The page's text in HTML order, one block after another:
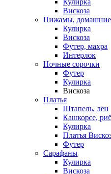
Кулирка
Вискоза
Пижамы,
Кулирка
Вискоза
Футер, махра
Интерлок
Ночные сорочки
Футер
Кулирка
Вискоза
Платья
Штапель, лен
Кашкорсе,
Кулирка
Платья
Футер
Сарафаны
Кулирка
Вискоза